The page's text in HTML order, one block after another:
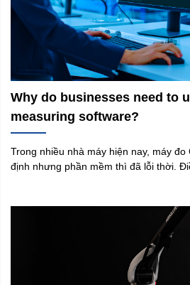
Why do businesses need to
measuring software?
Trong nhiều nhà máy hiện nay, máy đo
định nhưng phần mềm thì đã lỗi thời.
không chỉ là một hoạt động bảo trì –
năng lực đo lường, ảnh hưởng trực tiếp
chất lượng sản phẩm và chi phí vận